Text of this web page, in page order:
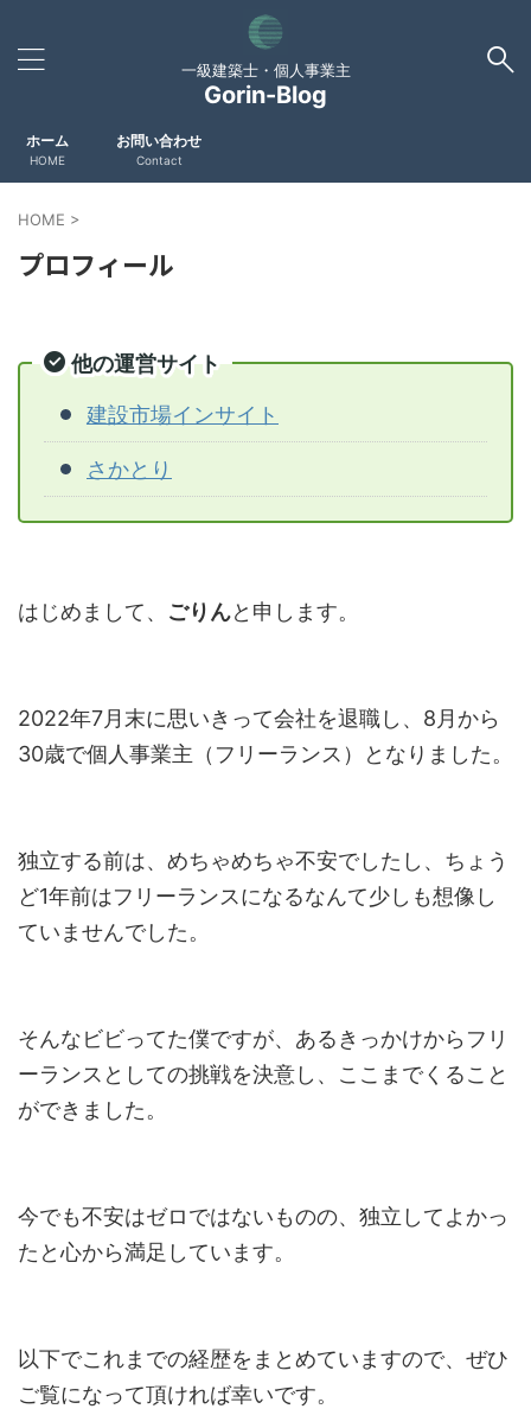
一級建築士・個人事業主
Gorin-Blog
ホーム
HOME
お問い合わせ
Contact
HOME >
プロフィール
他の運営サイト
建設市場インサイト
さかとり
はじめまして、 ごりんと申します。
2022年7月末に思いきって会社を退職し、8月から
30歳で個人事業主（フリーランス）となりました。
独立する前は、めちゃめちゃ不安でしたし、ちょう
ど1年前はフリーランスになるなんて少しも想像し
ていませんでした。
そんなビビってた僕ですが、あるきっかけからフリ
ーランスとしての挑戦を決意し、ここまでくること
ができました。
今でも不安はゼロではないものの、独立してよかっ
たと心から満足しています。
以下でこれまでの経歴をまとめていますので、ぜひ
ご覧になって頂ければ幸いです。